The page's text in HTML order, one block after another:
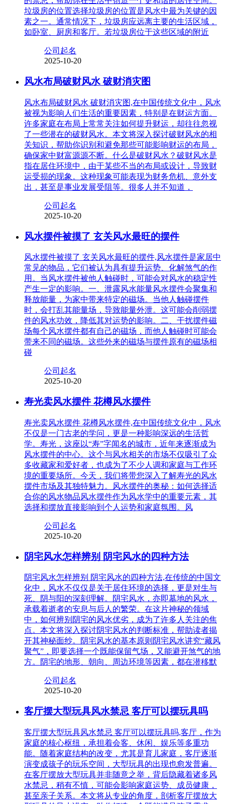
垃圾房的位置选择垃圾房的位置是风水中最为关键的因
素之一。通常情况下，垃圾房应远离主要的生活区域，
如卧室、厨房和客厅。若垃圾房位于这些区域的附近
公司起名
2025-10-20
风水布局破财风水 破财消灾图
风水布局破财风水 破财消灾图,在中国传统文化中，风水
被视为影响人们生活的重要因素，特别是在财运方面。
许多家庭在布局上常常关注如何提升财运，却往往忽视
了一些潜在的破财风水。本文将深入探讨破财风水的相
关知识，帮助你识别和避免那些可能影响财运的布局，
确保家中财富源源不断。什么是破财风水？破财风水是
指在居住环境中，由于某些不当的布局或设计，导致财
运受损的现象。这种现象可能表现为财务危机、意外支
出，甚至是事业发展受阻等。很多人并不知道，
公司起名
2025-10-20
风水摆件被摸了 玄关风水最旺的摆件
风水摆件被摸了 玄关风水最旺的摆件,风水摆件是家居中
常见的物品，它们被认为具有提升运势、化解煞气的作
用。当风水摆件被他人触碰时，可能会对风水的稳定性
产生一定的影响。一、泄露风水能量风水摆件会聚集和
释放能量，为家中带来特定的磁场。当他人触碰摆件
时，会打乱其能量场，导致能量外泄。这可能会削弱摆
件的风水功效，降低其对运势的影响。二、干扰摆件磁
场每个风水摆件都有自己的磁场，而他人触碰时可能会
带来不同的磁场。这些外来的磁场与摆件原有的磁场相
碰
公司起名
2025-10-20
寿光卖风水摆件 花樽风水摆件
寿光卖风水摆件 花樽风水摆件,在中国传统文化中，风水
不仅是一门古老的学问，更是一种影响深远的生活哲
学。寿光，这座以“寿”字闻名的城市，近年来逐渐成为
风水摆件的中心。这个与风水相关的市场不仅吸引了众
多收藏家和爱好者，也成为了不少人调和家庭与工作环
境的重要场所。今天，我们将带您深入了解寿光的风水
摆件市场及其独特魅力。风水摆件的奥秘：如何选择适
合你的风水物品风水摆件作为风水学中的重要元素，其
选择和摆放直接影响到个人运势和家庭氛围。风
公司起名
2025-10-20
阴宅风水怎样辨别 阴宅风水的四种方法
阴宅风水怎样辨别 阴宅风水的四种方法,在传统的中国文
化中，风水不仅仅是关于居住环境的选择，更是对生与
死、阴与阳的深刻理解。阴宅风水，亦即墓地的风水，
承载着逝者的安息与后人的繁荣。在这片神秘的领域
中，如何辨别阴宅的风水优劣，成为了许多人关注的焦
点。本文将深入探讨阴宅风水的判断标准，帮助读者揭
开其神秘面纱。阴宅风水的基本原则阴宅风水讲究“藏风
聚气”，即要选择一个既能保留气场，又能避开煞气的地
方。阴宅的地形、朝向、周边环境等因素，都在潜移默
公司起名
2025-10-20
客厅摆大型玩具风水禁忌 客厅可以摆玩具吗
客厅摆大型玩具风水禁忌 客厅可以摆玩具吗,客厅，作为
家庭的核心枢纽，承担着会客、休闲、娱乐等多重功
能。随着家庭结构的改变，尤其是育儿家庭，客厅逐渐
演变成孩子的玩乐空间，大型玩具的出现也愈发普遍。
在客厅摆放大型玩具并非随意之举，背后隐藏着诸多风
水禁忌，稍有不慎，可能会影响家庭运势、成员健康，
甚至亲子关系。本文将从专业的角度，剖析客厅摆放大